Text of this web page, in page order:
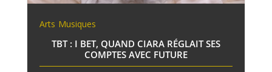
Arts Musiques
TBT : I BET, QUAND CIARA RÉGLAIT SES
COMPTES AVEC FUTURE